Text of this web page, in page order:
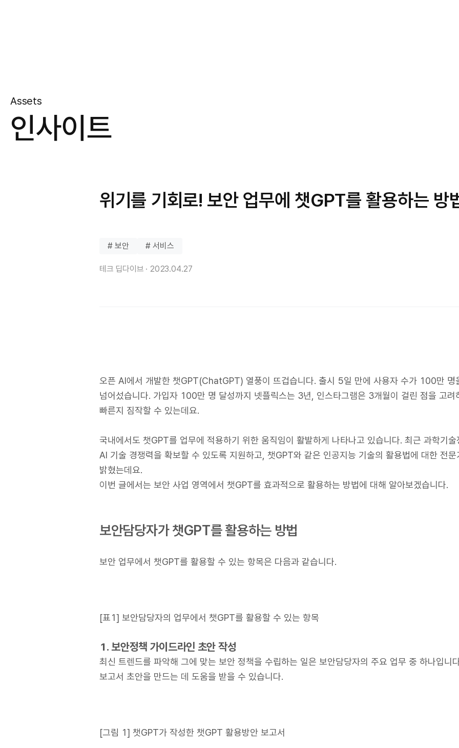
Assets
인사이트
위기를 기회로! 보안 업무에 챗GPT를 활용하는 방
# 보안 # 서비스
테크 딥다이브 · 2023.04.27
오픈 AI에서 개발한 챗GPT(ChatGPT) 열풍이 뜨겁습니다. 출시 5일 만에 사용자 수가 100만 명
넘어섰습니다. 가입자 100만 명 달성까지 넷플릭스는 3년, 인스타그램은 3개월이 걸린 점을 고
빠른지 짐작할 수 있는데요.
국내에서도 챗GPT를 업무에 적용하기 위한 움직임이 활발하게 나타나고 있습니다. 최근 과학기
AI 기술 경쟁력을 확보할 수 있도록 지원하고, 챗GPT와 같은 인공지능 기술의 활용법에 대한 전
밝혔는데요.
이번 글에서는 보안 사업 영역에서 챗GPT를 효과적으로 활용하는 방법에 대해 알아보겠습니다.
보안담당자가 챗GPT를 활용하는 방법
보안 업무에서 챗GPT를 활용할 수 있는 항목은 다음과 같습니다.
[표1] 보안담당자의 업무에서 챗GPT를 활용할 수 있는 항목
1. 보안정책 가이드라인 초안 작성
최신 트렌드를 파악해 그에 맞는 보안 정책을 수립하는 일은 보안담당자의 주요 업무 중 하나입니
보고서 초안을 만드는 데 도움을 받을 수 있습니다.
[그림 1] 챗GPT가 작성한 챗GPT 활용방안 보고서